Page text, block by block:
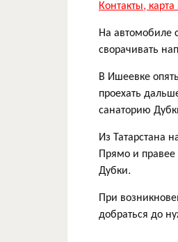
Контакты,
На автомобиле
сворачивать
В Ишеевке
проехать
санаторию
Из Татарстана
Прямо и
Дубки.
При
добраться до